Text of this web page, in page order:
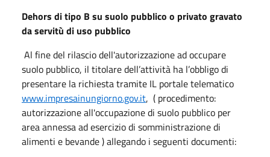
Dehors di tipo B su suolo pubblico o privato gravato
da servitù di uso pubblico
Al fine del rilascio dell'autorizzazione ad occupare
suolo pubblico, il titolare dell’attività ha l’obbligo di
presentare la richiestatramite IL portale telematico
www.impresainungiorno.gov.it, ( procedimento:
autorizzazione all'occupazione di suolo pubblico per
area annessa ad esercizio di somministrazione di
alimenti e bevande ) allegando i seguenti documenti: